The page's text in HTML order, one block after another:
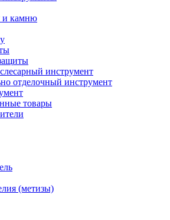
и камню
инструмент
отделочный инструмент
товары
(метизы)